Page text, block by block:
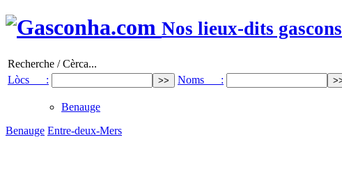
Nos lieux-dits gascons
Recherche / Cèrca...
Lòcs :
Noms :
Benauge
Benauge Entre-deux-Mers